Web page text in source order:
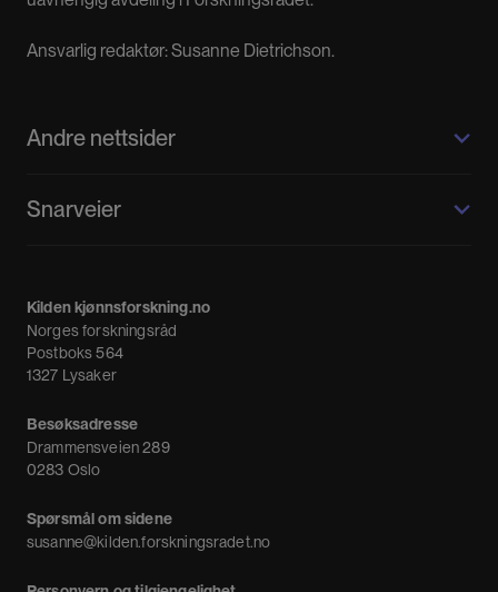
Ansvarlig redaktør: Susanne Dietrichson.
Andre nettsider
Kvinnehistorie.no
Snarveier
Nyheter
Nyhetsbrev
Kilden kjønnsforskning.no
Norges forskningsråd
Postboks 564
1327 Lysaker
Besøksadresse
Drammensveien 289
0283 Oslo
Spørsmål om sidene
susanne@kilden.forskningsradet.no